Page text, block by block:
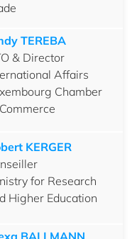
TEREBA
& Director
Affairs
Chamber
KERGER
for Research
Higher Education
BALLMANN